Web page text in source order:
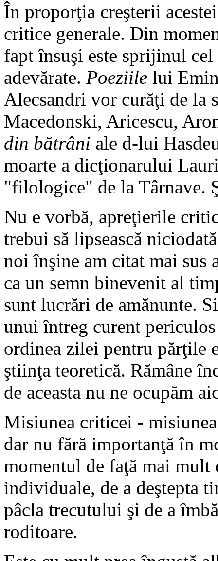
În proporţia creşterii
critice generale. Din
fapt însuşi este sprijinul
adevărate. Poeziile lui
Alecsandri vor curăţi de la
Macedonski, Aricescu,
din bătrâni ale d-lui
moarte a dicţionarului
"filologice" de la Târnave.
Nu e vorbă, apreţierile
trebui să lipsească
noi înşine am citat mai
ca un semn binevenit al
sunt lucrări de amănunte.
unui întreg curent periculos
ordinea zilei pentru părţile
ştiinţa teoretică. Rămâne
de aceasta nu ne ocupăm
Misiunea criticei -
dar nu fără importanţă în
momentul de faţă mai
individuale, de a deştepta
pâcla trecutului şi de a
roditoare.